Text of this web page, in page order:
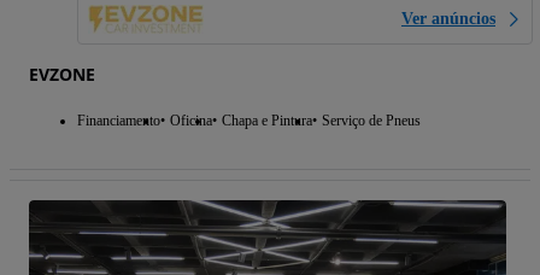
Ver anúncios
EVZONE
Financiamento Oficina Chapa e Pintura Serviço de Pneus